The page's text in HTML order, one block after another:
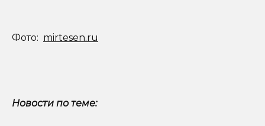
Фото: mirtesen.ru
Новости по теме: